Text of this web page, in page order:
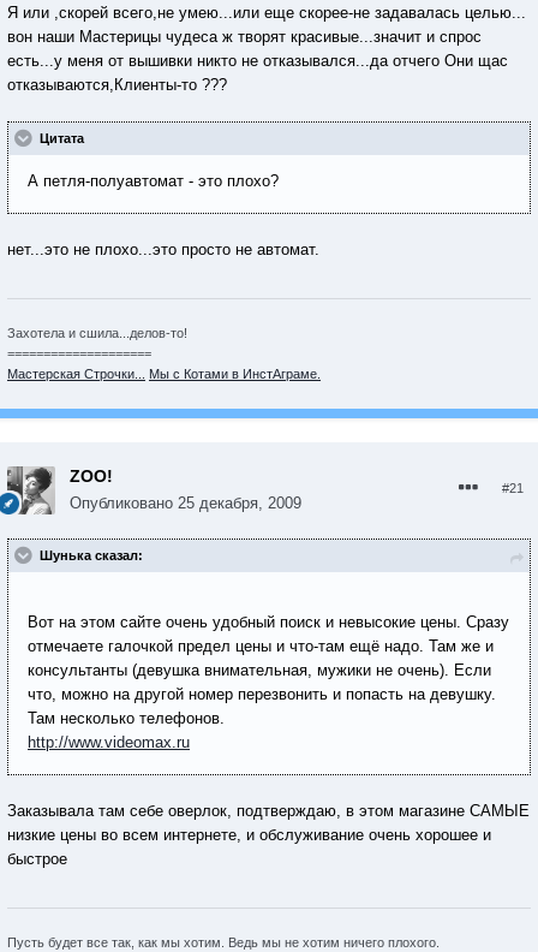
Я или ,скорей всего,не умею...или еще скорее-не задавалась целью...
вон наши Мастерицы чудеса ж творят красивые...значит и спрос
есть...у меня от вышивки никто не отказывался...да отчего Они щас
отказываются,Клиенты-то ???
Цитата
А петля-полуавтомат - это плохо?
нет...это не плохо...это просто не автомат.
Захотела и сшила...делов-то!
====================
Мастерская Строчки...
Мы с Котами в ИнстАграме.
ZOO!
Опубликовано 25 декабря, 2009
#21
Шунька сказал:
Вот на этом сайте очень удобный поиск и невысокие цены. Сразу
отмечаете галочкой предел цены и что-там ещё надо. Там же и
консультанты (девушка внимательная, мужики не очень). Если
что, можно на другой номер перезвонить и попасть на девушку.
Там несколько телефонов.
http://www.videomax.ru
Заказывала там себе оверлок, подтверждаю, в этом магазине САМЫЕ
низкие цены во всем интернете, и обслуживание очень хорошее и
быстрое
Пусть будет все так, как мы хотим. Ведь мы не хотим ничего плохого.